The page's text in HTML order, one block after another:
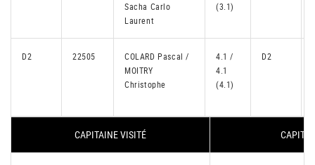
Sacha Carlo
Laurent
(3.1)
D2 22505
COLARD Pascal /
MOITRY
Christophe
4.1 /
4.1
(4.1)
D2
CAPITAINE VISITÉ